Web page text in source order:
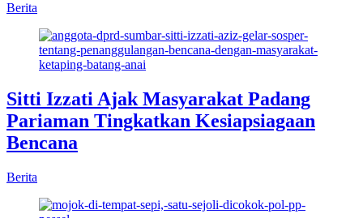
Berita
Sitti Izzati Ajak Masyarakat Padang
Pariaman Tingkatkan Kesiapsiagaan
Bencana
Berita